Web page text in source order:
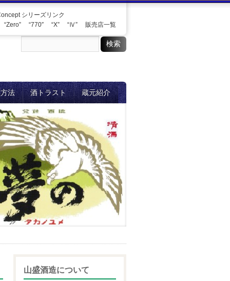
シリーズリンク
“Zero”
“770″ “X” “Ⅳ” 販売店一覧
法 酒トラスト 蔵元紹介
山盛酒造について